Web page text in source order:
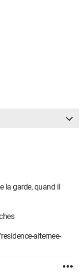
la garde, quand il
alternee-